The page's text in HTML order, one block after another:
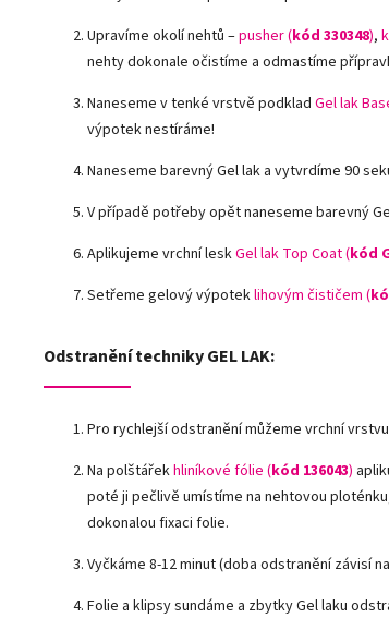
Upravíme okolí nehtů –pusher (kód 330348),
nehty dokonale očistíme a odmastíme
Naneseme v tenké vrstvě podklad Gel lak
výpotek nestíráme!
Naneseme barevný Gel lak a vytvrdíme 90
V případě potřeby opět naneseme barevný
Aplikujeme vrchní leskGel lak Top Coat (kód
Setřeme gelový výpoteklihovým čističem (
Odstranění techniky GEL LAK:
Pro rychlejší odstranění můžeme vrchní
Na polštářekhliníkové fólie (kód 136043)
poté ji pečlivě umístíme na nehtovou
dokonalou fixaci folie.
Vyčkáme 8-12 minut (doba odstranění závisí
Folie a klipsy sundáme a zbytky Gel laku